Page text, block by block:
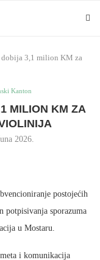
dobija 3,1 milion KM za
Kanton
MILION KM ZA
2026.
postojećih
potpisivanja sporazuma
u Mostaru.
i komunikacija